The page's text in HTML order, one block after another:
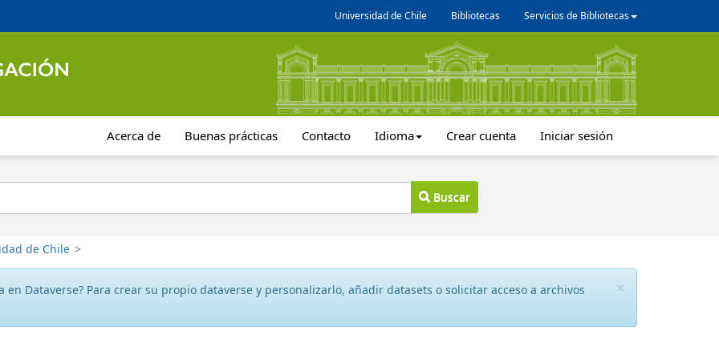
Universidad de Chile Bibliotecas Servicios de Bibliotecas
Acerca de Buenas prácticas Contacto Idioma Crear cuenta Iniciar sesión
Buscar
de Chile >
×
en Dataverse? Para crear su propio dataverse y personalizarlo, añadir datasets o solicitar acceso a archivos